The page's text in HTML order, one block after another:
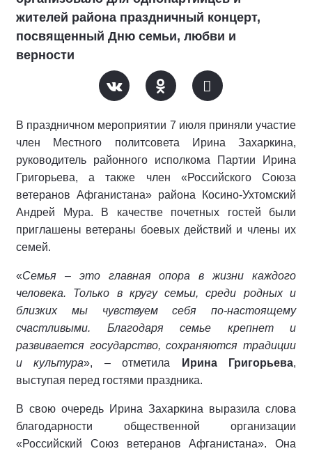
жителей района праздничный концерт,
посвященный Дню семьи, любви и
верности
В праздничном мероприятии 7 июля приняли участие
член Местного политсовета Ирина Захаркина,
руководитель районного исполкома Партии Ирина
Григорьева, а также член «Российского Союза
ветеранов Афганистана» района Косино-Ухтомский
Андрей Мура. В качестве почетных гостей были
приглашены ветераны боевых действий и члены их
семей.
«Семья – это главная опора в жизни каждого
человека. Только в кругу семьи, среди родных и
близких мы чувствуем себя по-настоящему
счастливыми. Благодаря семье крепнет и
развивается государство, сохраняются традиции
и культура», – отметила Ирина Григорьева,
выступая перед гостями праздника.
В свою очередь Ирина Захаркина выразила слова
благодарности общественной организации
«Российский Союз ветеранов Афганистана». Она